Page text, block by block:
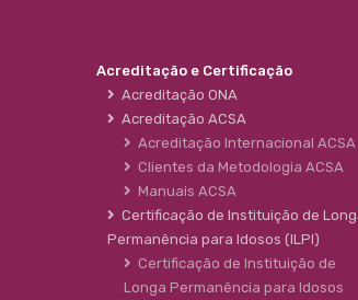
Acreditação e Certificação
Acreditação ONA
Acreditação ACSA
Acreditação Internacional ACSA
Clientes da Metodologia ACSA
Manuais ACSA
Certificação de Instituição de
Permanência para Idosos (ILPI)
Certificação de Instituição de
Longa Permanência para Idosos